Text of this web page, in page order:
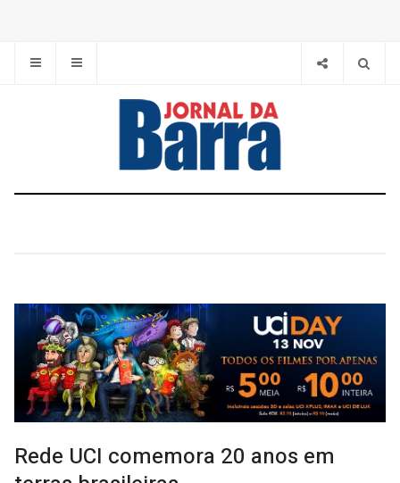
Rede UCI comemora 20 anos em